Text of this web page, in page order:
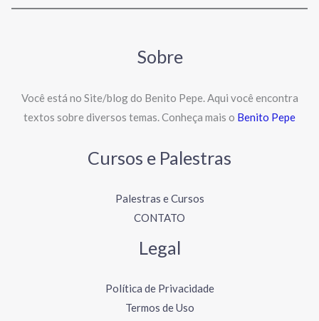
Sobre
Você está no Site/blog do Benito Pepe. Aqui você encontra
textos sobre diversos temas. Conheça mais o Benito Pepe
Cursos e Palestras
Palestras e Cursos
CONTATO
Legal
Política de Privacidade
Termos de Uso